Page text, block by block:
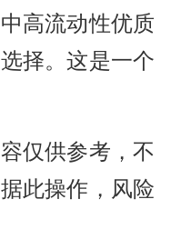
高流动性优质
择。这是一个
仅供参考，不
此操作，风险